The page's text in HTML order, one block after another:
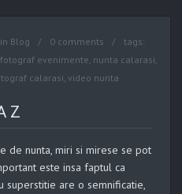
in Blog 0 comments
tags:
fotograf evenimente, nunta calarasi,
calarasi, video nunta
Z
de nunta, miri si mirese se pot
este insa faptul ca
superstitie are o semnificatie,